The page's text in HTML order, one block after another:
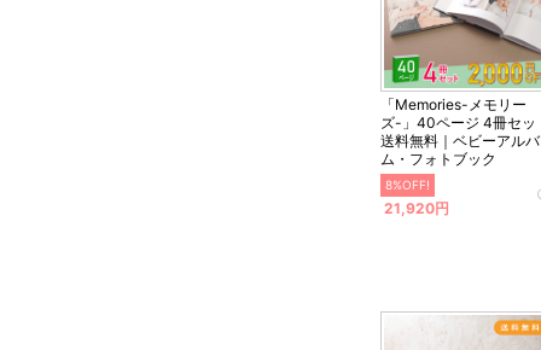
「Memories-メモリー
ズ-」40ページ 4冊セッ
送料無料｜ベビーアルバ
ム・フォトブック
8%OFF!
21,920円